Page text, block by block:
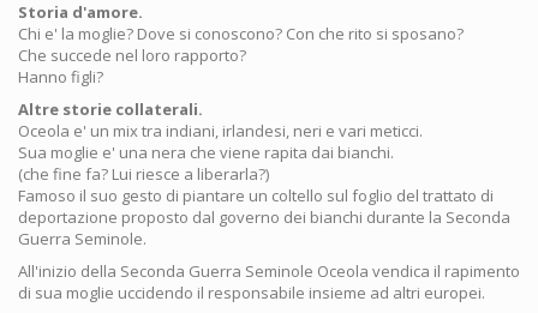
Storia d'amore.
Chi e' la moglie? Dove si conoscono? Con che rito si sposano?
Che succede nel loro rapporto?
Hanno figli?
Altre storie collaterali.
Oceola e' un mix tra indiani, irlandesi, neri e vari meticci.
Sua moglie e' una nera che viene rapita dai bianchi.
(che fine fa? Lui riesce a liberarla?)
Famoso il suo gesto di piantare un coltello sul foglio del trattato di
deportazione proposto dal governo dei bianchi durante la Seconda
Guerra Seminole.
All'inizio della Seconda Guerra Seminole Oceola vendica il rapimento
di sua moglie uccidendo il responsabile insieme ad altri europei.